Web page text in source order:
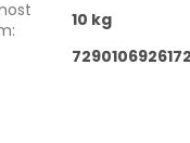
:
10 kg
7290106926172